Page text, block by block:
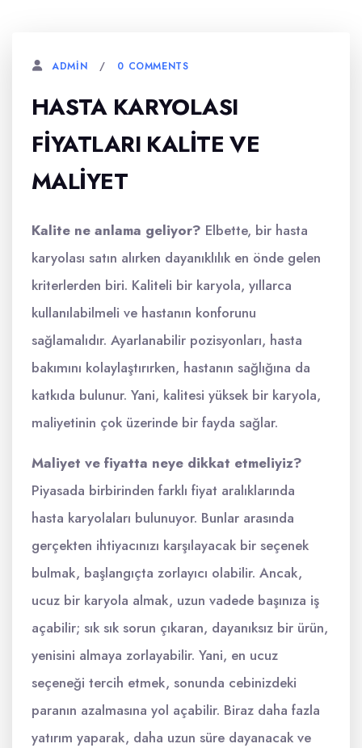
ADMIN 0 COMMENTS
HASTA KARYOLASI
FIYATLARI KALITE VE
MALIYET
Kalite ne anlama geliyor? Elbette, bir hasta
karyolası satın alırken dayanıklılık en önde gelen
kriterlerden biri. Kaliteli bir karyola, yıllarca
kullanılabilmeli ve hastanın konforunu
sağlamalıdır. Ayarlanabilir pozisyonları, hasta
bakımını kolaylaştırırken, hastanın sağlığına da
katkıda bulunur. Yani, kalitesi yüksek bir karyola,
maliyetinin çok üzerinde bir fayda sağlar.
Maliyet ve fiyatta neye dikkat etmeliyiz?
Piyasada birbirinden farklı fiyat aralıklarında
hasta karyolaları bulunuyor. Bunlar arasında
gerçekten ihtiyacınızı karşılayacak bir seçenek
bulmak, başlangıçta zorlayıcı olabilir. Ancak,
ucuz bir karyola almak, uzun vadede başınıza iş
açabilir; sık sık sorun çıkaran, dayanıksız bir ürün,
yenisini almaya zorlayabilir. Yani, en ucuz
seçeneği tercih etmek, sonunda cebinizdeki
paranın azalmasına yol açabilir. Biraz daha fazla
yatırım yaparak, daha uzun süre dayanacak ve